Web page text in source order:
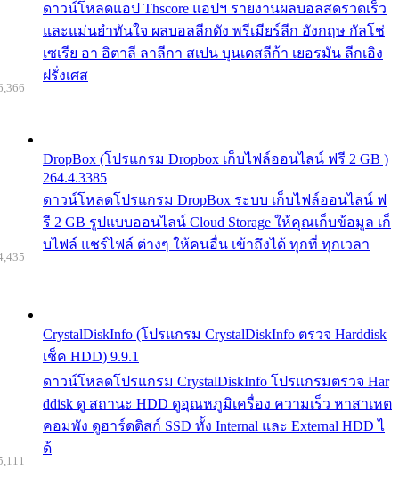
ดาวน์โหลดแอป Thscore แอปฯ รายงานผลบอลสดรวดเร็ว
และแม่นยำทันใจ ผลบอลลีกดัง พรีเมียร์ลีก อังกฤษ กัลโช่
เซเรีย อา อิตาลี ลาลีกา สเปน บุนเดสลีก้า เยอรมัน ลีกเอิง
ฝรั่งเศส
DropBox (โปรแกรม Dropbox เก็บไฟล์ออนไลน์ ฟรี 2 GB )
264.4.3385
ดาวน์โหลดโปรแกรม DropBox ระบบ เก็บไฟล์ออนไลน์ ฟ
รี 2 GB รูปแบบออนไลน์ Cloud Storage ให้คุณเก็บข้อมูล เก็
บไฟล์ แชร์ไฟล์ ต่างๆ ให้คนอื่น เข้าถึงได้ ทุกที่ ทุกเวลา
CrystalDiskInfo (โปรแกรม CrystalDiskInfo ตรวจ Harddisk
เช็ค HDD) 9.9.1
ดาวน์โหลดโปรแกรม CrystalDiskInfo โปรแกรมตรวจ Har
ddisk ดู สถานะ HDD ดูอุณหภูมิเครื่อง ความเร็ว หาสาเหต
คอมพัง ดูฮาร์ดดิสก์ SSD ทั้ง Internal และ External HDD ไ
ด้